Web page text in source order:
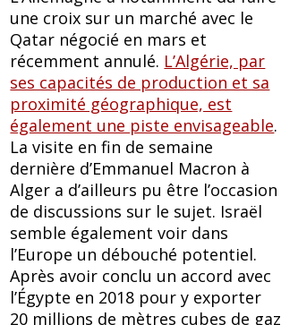
une croix sur un marché avec le
Qatar négocié en mars et
récemment annulé. L’Algérie, par
ses capacités de production et sa
proximité géographique, est
également une piste envisageable.
La visite en fin de semaine
dernière d’Emmanuel Macron à
Alger a d’ailleurs pu être l’occasion
de discussions sur le sujet. Israël
semble également voir dans
l’Europe un débouché potentiel.
Après avoir conclu un accord avec
l’Égypte en 2018 pour y exporter
20 millions de mètres cubes de gaz